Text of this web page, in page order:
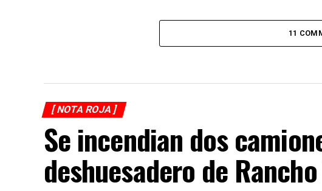
11
[ NOTA ROJA ]
Se incendian dos
deshuesadero de